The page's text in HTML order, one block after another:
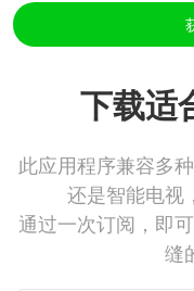
下载适
此应用程序兼容多
还是智能电视
通过一次订阅，即
缝